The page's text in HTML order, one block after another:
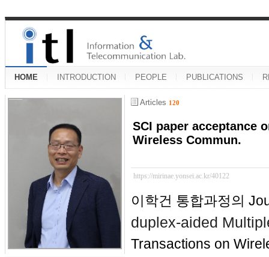
HOME INTRODUCTION PEOPLE PUBLICATIONS
Articles 120
SCI paper acceptance
Wireless Commun.
https://mirinae.yonsei.ac.kr/40122
이학건 통합과정의
duplex-aided
Transactions on